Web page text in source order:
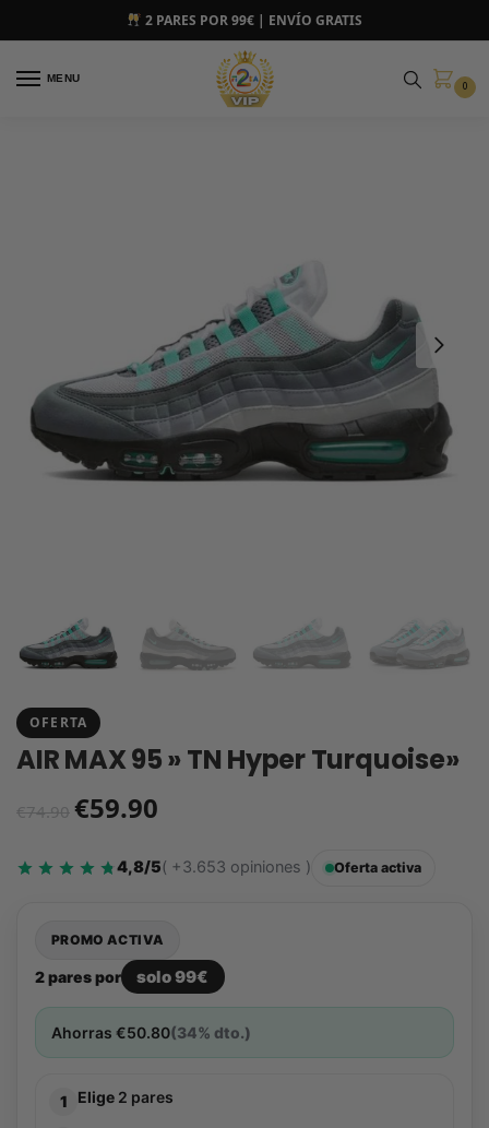
2 PARES POR 99€ | ENVÍO GRATIS
MENU
0
OFERTA
AIR MAX 95 » TN Hyper Turquoise»
€74.90 €59.90
4,8/5( +3.653 opiniones ) Oferta activa
PROMO ACTIVA
2 pares por solo 99€
Ahorras €50.80(34% dto.)
1 Elige 2 pares